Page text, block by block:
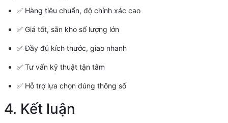
✅ Hàng tiêu chuẩn, độ chính xác cao
✅ Giá tốt, sẵn kho số lượng lớn
✅ Đầy đủ kích thước, giao nhanh
✅ Tư vấn kỹ thuật tận tâm
✅ Hỗ trợ lựa chọn đúng thông số
4. Kết luận